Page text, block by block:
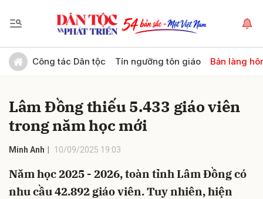
Công tác Dân tộc Tín ngưỡng tôn giáo Bản làng
Lâm Đồng thiếu 5.433 giáo viên
trong năm học mới
Minh Anh 10/09/2025 19:03
Năm học 2025 - 2026, toàn tỉnh Lâm Đồng có
nhu cầu 42.892 giáo viên. Tuy nhiên, hiện
Gửi bình luận
Hủy Gửi